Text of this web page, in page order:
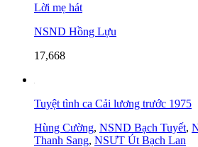
Lời mẹ hát
NSND Hồng Lựu
17,668
Tuyệt tình ca Cải lương trước 1975
Hùng Cường, NSND Bạch Tuyết,
Thanh Sang, NSƯT Út Bạch Lan